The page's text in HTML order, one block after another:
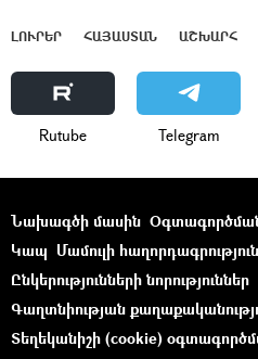
ԼՈՒՐԵՐ ՀԱՅԱՍՏԱՆ ԱՇԽԱՐՀ
Rutube Telegram
Նախագծի մասին
Կապ Մամուլի
Ընկերությունների նորություններ
Գաղտնիության
Տեղեկանիշի (cookie)